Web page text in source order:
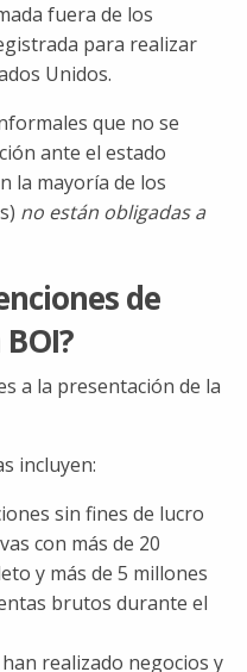
fuera de los
para realizar
Unidos.
que no se
ante el estado
la mayoría de los
no están obligadas a
de
a la presentación de la
incluyen:
sin fines de lucro
con más de 20
y más de 5 millones
brutos durante el
realizado negocios y